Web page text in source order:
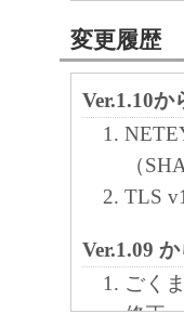
様のイン
います）
を使用さ
かる「指
き、すべ
により、
させるこ
変更履歴
Ver.1.10か
（
TLS
Ver.1.09
ごく
修正